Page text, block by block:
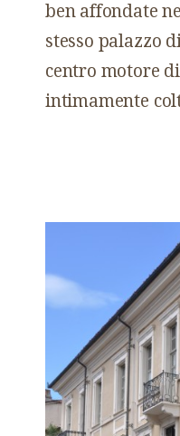
ben affondate
stesso palazzo
centro motore
intimamente